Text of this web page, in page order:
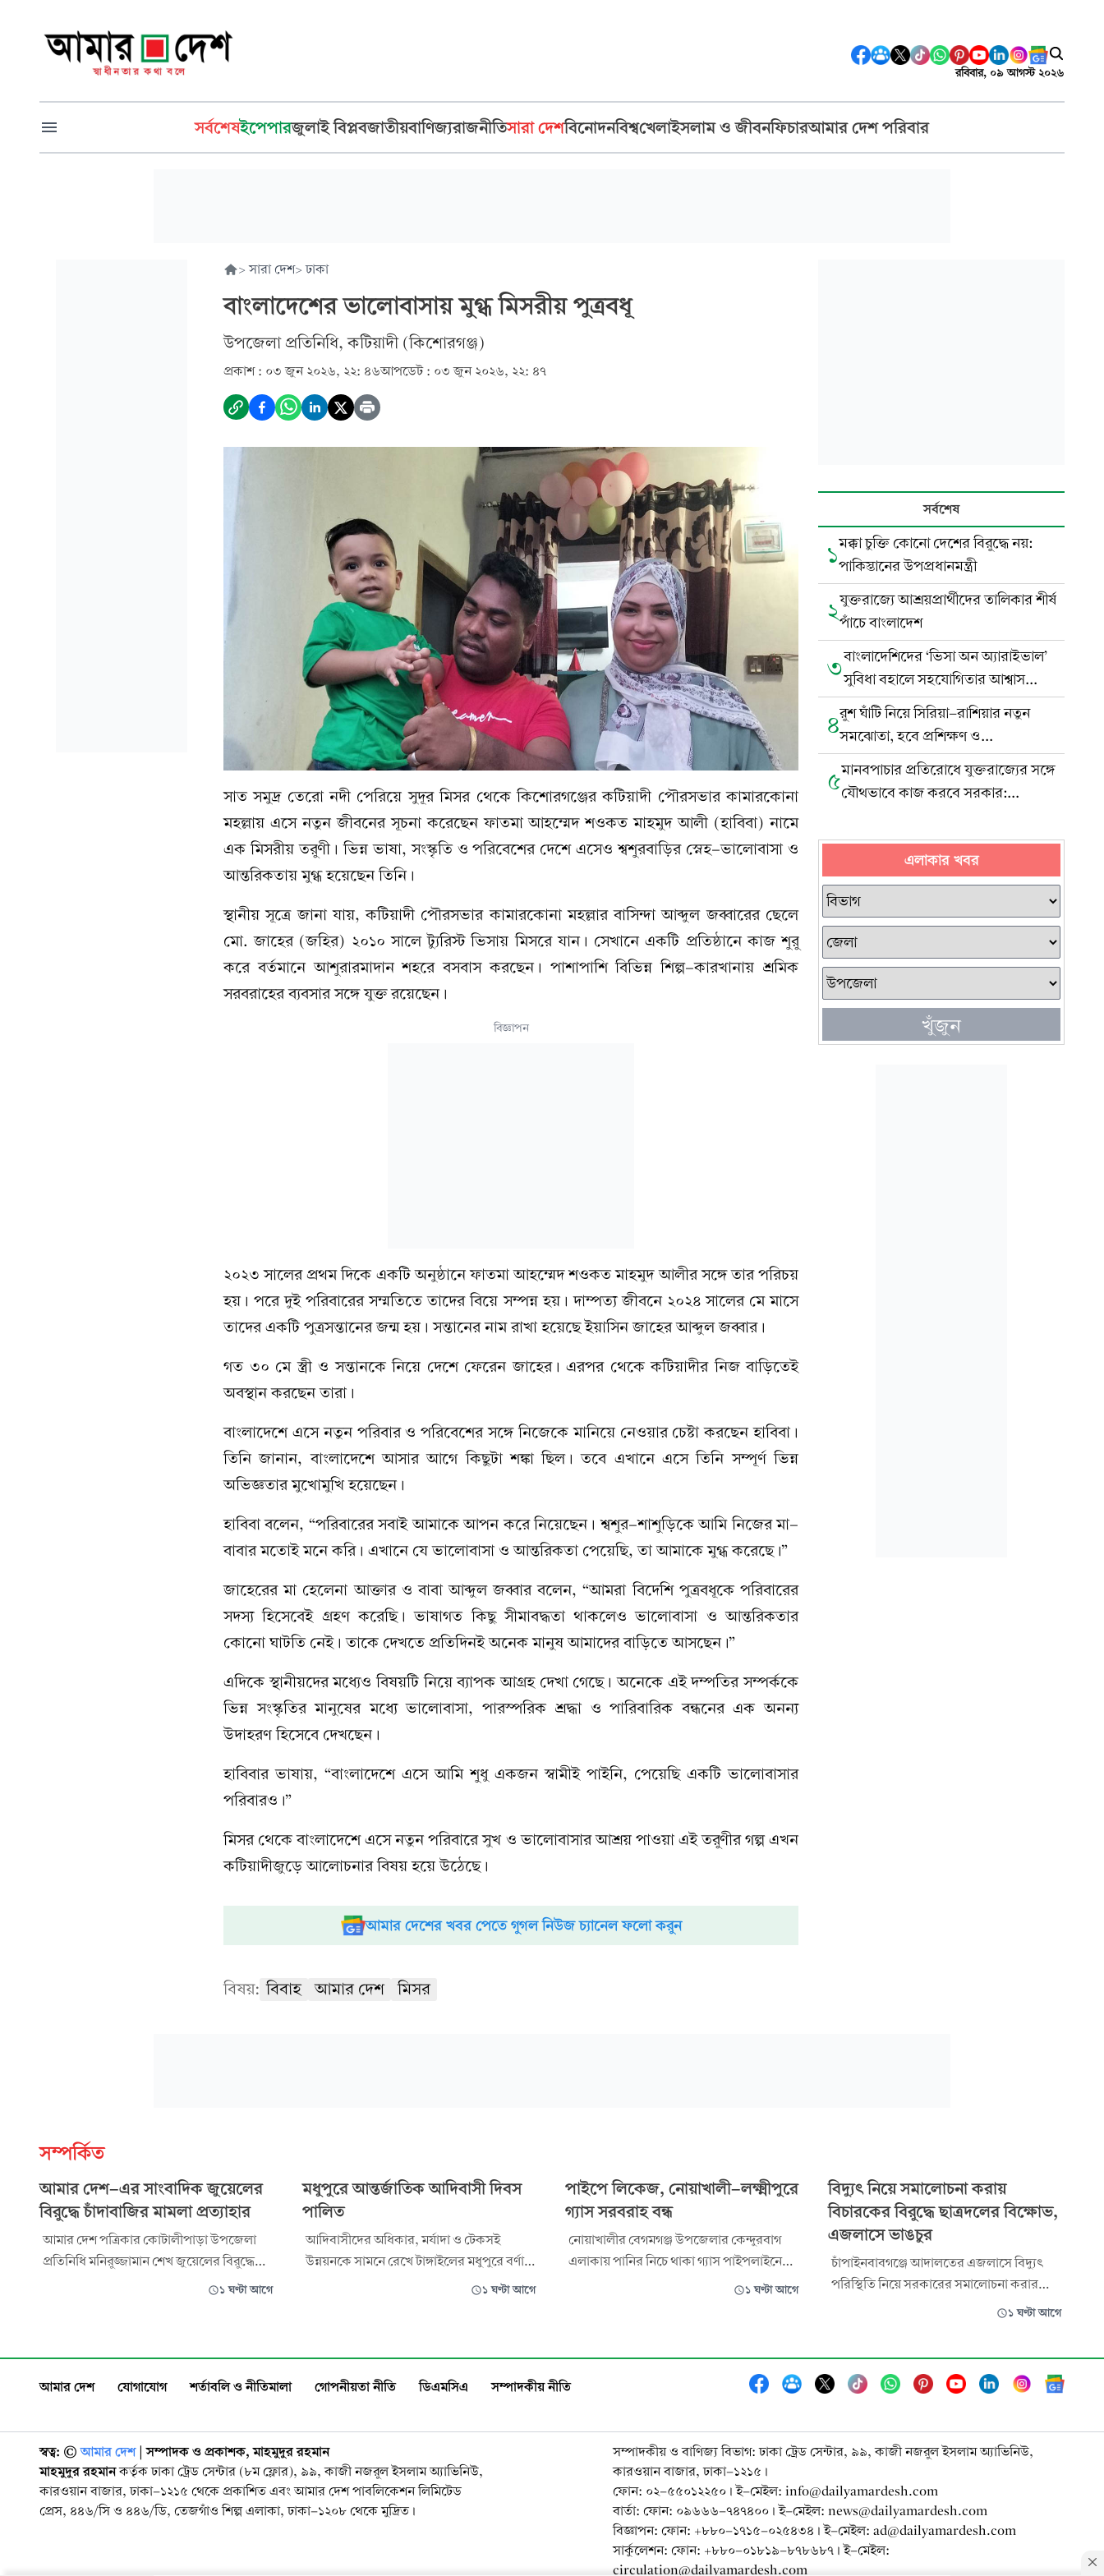
রবিবার, ০৯ আগস্ট ২০২৬
সর্বশেষইপেপারজুলাই বিপ্লবজাতীয়বাণিজ্যরাজনীতিসারা দেশবিনোদনবিশ্বখেলাইসলাম ও জীবনফিচারআমার দেশ পরিবার
> সারা দেশ> ঢাকা
বাংলাদেশের ভালোবাসায় মুগ্ধ মিসরীয় পুত্রবধূ
উপজেলা প্রতিনিধি, কটিয়াদী (কিশোরগঞ্জ)
প্রকাশ : ০৩ জুন ২০২৬, ২২: ৪৬আপডেট : ০৩ জুন ২০২৬, ২২: ৪৭
সাত সমুদ্র তেরো নদী পেরিয়ে সুদূর মিসর থেকে কিশোরগঞ্জের কটিয়াদী পৌরসভার কামারকোনা
মহল্লায় এসে নতুন জীবনের সূচনা করেছেন ফাতমা আহম্মেদ শওকত মাহমুদ আলী (হাবিবা) নামে
এক মিসরীয় তরুণী। ভিন্ন ভাষা, সংস্কৃতি ও পরিবেশের দেশে এসেও শ্বশুরবাড়ির স্নেহ-ভালোবাসা ও
আন্তরিকতায় মুগ্ধ হয়েছেন তিনি।
স্থানীয় সূত্রে জানা যায়, কটিয়াদী পৌরসভার কামারকোনা মহল্লার বাসিন্দা আব্দুল জব্বারের ছেলে
মো. জাহের (জহির) ২০১০ সালে ট্যুরিস্ট ভিসায় মিসরে যান। সেখানে একটি প্রতিষ্ঠানে কাজ শুরু
করে বর্তমানে আশুরারমাদান শহরে বসবাস করছেন। পাশাপাশি বিভিন্ন শিল্প-কারখানায় শ্রমিক
সরবরাহের ব্যবসার সঙ্গে যুক্ত রয়েছেন।
বিজ্ঞাপন
২০২৩ সালের প্রথম দিকে একটি অনুষ্ঠানে ফাতমা আহম্মেদ শওকত মাহমুদ আলীর সঙ্গে তার পরিচয়
হয়। পরে দুই পরিবারের সম্মতিতে তাদের বিয়ে সম্পন্ন হয়। দাম্পত্য জীবনে ২০২৪ সালের মে মাসে
তাদের একটি পুত্রসন্তানের জন্ম হয়। সন্তানের নাম রাখা হয়েছে ইয়াসিন জাহের আব্দুল জব্বার।
গত ৩০ মে স্ত্রী ও সন্তানকে নিয়ে দেশে ফেরেন জাহের। এরপর থেকে কটিয়াদীর নিজ বাড়িতেই
অবস্থান করছেন তারা।
বাংলাদেশে এসে নতুন পরিবার ও পরিবেশের সঙ্গে নিজেকে মানিয়ে নেওয়ার চেষ্টা করছেন হাবিবা।
তিনি জানান, বাংলাদেশে আসার আগে কিছুটা শঙ্কা ছিল। তবে এখানে এসে তিনি সম্পূর্ণ ভিন্ন
অভিজ্ঞতার মুখোমুখি হয়েছেন।
হাবিবা বলেন, “পরিবারের সবাই আমাকে আপন করে নিয়েছেন। শ্বশুর-শাশুড়িকে আমি নিজের মা-
বাবার মতোই মনে করি। এখানে যে ভালোবাসা ও আন্তরিকতা পেয়েছি, তা আমাকে মুগ্ধ করেছে।”
জাহেরের মা হেলেনা আক্তার ও বাবা আব্দুল জব্বার বলেন, “আমরা বিদেশি পুত্রবধূকে পরিবারের
সদস্য হিসেবেই গ্রহণ করেছি। ভাষাগত কিছু সীমাবদ্ধতা থাকলেও ভালোবাসা ও আন্তরিকতার
কোনো ঘাটতি নেই। তাকে দেখতে প্রতিদিনই অনেক মানুষ আমাদের বাড়িতে আসছেন।”
এদিকে স্থানীয়দের মধ্যেও বিষয়টি নিয়ে ব্যাপক আগ্রহ দেখা গেছে। অনেকে এই দম্পতির সম্পর্ককে
ভিন্ন সংস্কৃতির মানুষের মধ্যে ভালোবাসা, পারস্পরিক শ্রদ্ধা ও পারিবারিক বন্ধনের এক অনন্য
উদাহরণ হিসেবে দেখছেন।
হাবিবার ভাষায়, “বাংলাদেশে এসে আমি শুধু একজন স্বামীই পাইনি, পেয়েছি একটি ভালোবাসার
পরিবারও।”
মিসর থেকে বাংলাদেশে এসে নতুন পরিবারে সুখ ও ভালোবাসার আশ্রয় পাওয়া এই তরুণীর গল্প এখন
কটিয়াদীজুড়ে আলোচনার বিষয় হয়ে উঠেছে।
আমার দেশের খবর পেতে গুগল নিউজ চ্যানেল ফলো করুন
বিষয়: বিবাহ আমার দেশ মিসর
সর্বশেষ
১মক্কা চুক্তি কোনো দেশের বিরুদ্ধে নয়:
পাকিস্তানের উপপ্রধানমন্ত্রী
২যুক্তরাজ্যে আশ্রয়প্রার্থীদের তালিকার শীর্ষ
পাঁচে বাংলাদেশ
৩বাংলাদেশিদের ‘ভিসা অন অ্যারাইভাল’
সুবিধা বহালে সহযোগিতার আশ্বাস
ইন্দোনেশিয়ার
৪রুশ ঘাঁটি নিয়ে সিরিয়া-রাশিয়ার নতুন
সমঝোতা, হবে প্রশিক্ষণ ও
পুনর্বাসনকেন্দ্র
৫মানবপাচার প্রতিরোধে যুক্তরাজ্যের সঙ্গে
যৌথভাবে কাজ করবে সরকার:
এলাকার খবর
খুঁজুন
সম্পর্কিত
আমার দেশ-এর সাংবাদিক জুয়েলের
বিরুদ্ধে চাঁদাবাজির মামলা প্রত্যাহার
আমার দেশ পত্রিকার কোটালীপাড়া উপজেলা
প্রতিনিধি মনিরুজ্জামান শেখ জুয়েলের বিরুদ্ধে
আদালতে দায়ের করা চাঁদাবাজির মামলা
মামলাটি প্র
১ ঘণ্টা আগে
মধুপুরে আন্তর্জাতিক আদিবাসী দিবস
পালিত
আদিবাসীদের অধিকার, মর্যাদা ও টেকসই
উন্নয়নকে সামনে রেখে টাঙ্গাইলের মধুপুরে বর্ণাঢ্য
আয়োজনে আন্তর্জাতিক আদিবাসী দিবস পালিত
বাগাছাস, কারি
১ ঘণ্টা আগে
পাইপে লিকেজ, নোয়াখালী-লক্ষ্মীপুরে
গ্যাস সরবরাহ বন্ধ
নোয়াখালীর বেগমগঞ্জ উপজেলার কেন্দুরবাগ
এলাকায় পানির নিচে থাকা গ্যাস পাইপলাইনে
লিকেজ দেখা দিয়েছে। এ কারণে লক্ষ্মীপুর
পড়
১ ঘণ্টা আগে
বিদ্যুৎ নিয়ে সমালোচনা করায়
বিচারকের বিরুদ্ধে ছাত্রদলের বিক্ষোভ,
এজলাসে ভাঙচুর
চাঁপাইনবাবগঞ্জে আদালতের এজলাসে বিদ্যুৎ
পরিস্থিতি নিয়ে সরকারের সমালোচনা করার
অভিযোগ এনে একজন যুগ্ম ও দায়রা জজের
তারা। এসময় ওই বিচারককে অপসারণের দাবি
১ ঘণ্টা আগে
আমার দেশ যোগাযোগ শর্তাবলি ও নীতিমালা গোপনীয়তা নীতি ডিএমসিএ সম্পাদকীয় নীতি
স্বত্ব: ©️ আমার দেশ| সম্পাদক ও প্রকাশক, মাহমুদুর রহমান
মাহমুদুর রহমানকর্তৃক ঢাকা ট্রেড সেন্টার (৮ম ফ্লোর), ৯৯, কাজী নজরুল ইসলাম অ্যাভিনিউ,
কারওয়ান বাজার, ঢাকা-১২১৫ থেকে প্রকাশিত এবং আমার দেশ পাবলিকেশন লিমিটেড
প্রেস, ৪৪৬/সি ও ৪৪৬/ডি, তেজগাঁও শিল্প এলাকা, ঢাকা-১২০৮ থেকে মুদ্রিত।
সম্পাদকীয় ও বাণিজ্য বিভাগ: ঢাকা ট্রেড সেন্টার, ৯৯, কাজী নজরুল ইসলাম অ্যাভিনিউ,
কারওয়ান বাজার, ঢাকা-১২১৫।
ফোন: ০২-৫৫০১২২৫০। ই-মেইল: info@dailyamardesh.com
বার্তা: ফোন: ০৯৬৬৬-৭৪৭৪০০। ই-মেইল: news@dailyamardesh.com
বিজ্ঞাপন: ফোন: +৮৮০-১৭১৫-০২৫৪৩৪ । ই-মেইল: ad@dailyamardesh.com
সার্কুলেশন: ফোন: +৮৮০-০১৮১৯-৮৭৮৬৮৭ । ই-মেইল:
circulation@dailyamardesh.com